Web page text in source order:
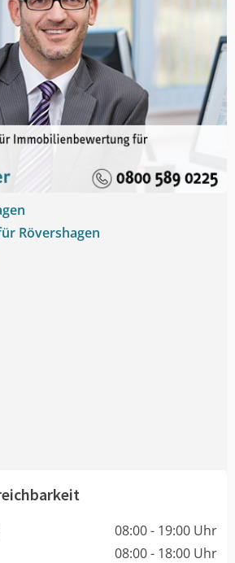
Rövershagen
08:00 - 19:00 Uhr
08:00 - 18:00 Uhr